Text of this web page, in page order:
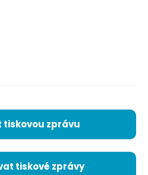
tiskovou zprávu
tiskové zprávy